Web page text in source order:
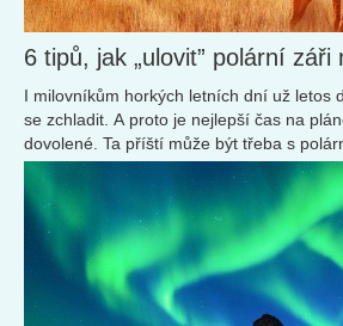
6 tipů, jak „ulovit” polární záři
I milovníkům horkých letních dní už letos
se zchladit. A proto je nejlepší čas na
dovolené. Ta příští může být třeba s